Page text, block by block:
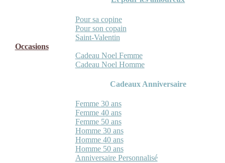
Pour sa copine
Pour son copain
Saint-Valentin
Occasions
Cadeau Noel Femme
Cadeau Noel Homme
Cadeaux Anniversaire
Femme 30 ans
Femme 40 ans
Femme 50 ans
Homme 30 ans
Homme 40 ans
Homme 50 ans
Anniversaire Personnalisé